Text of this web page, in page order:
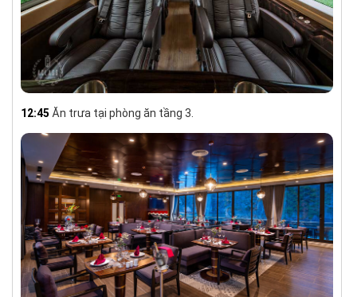
12:45 Ăn trưa tại phòng ăn tầng 3.